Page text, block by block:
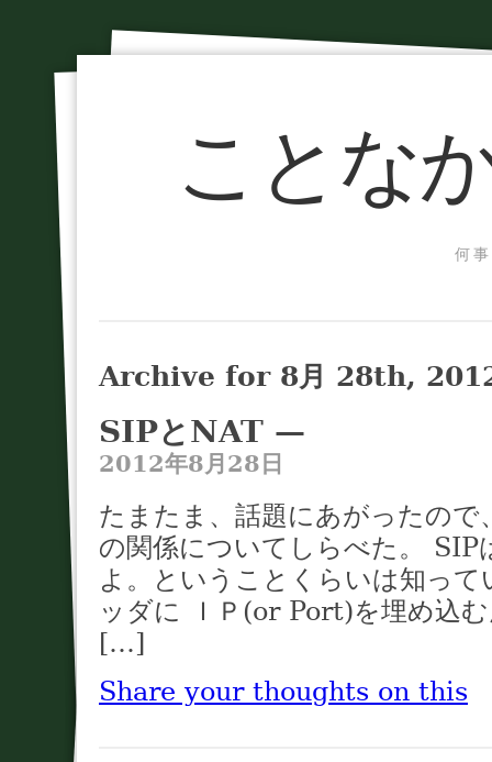
ことな
何
Archive for 8月 28th,
SIPとNAT —
2012年8月28日
たまたま、話題にあがったの
の関係についてしらべた。
よ。ということくらいは知っ
ッダに ＩＰ(or Port)を埋め込
[…]
Share your thoughts on this